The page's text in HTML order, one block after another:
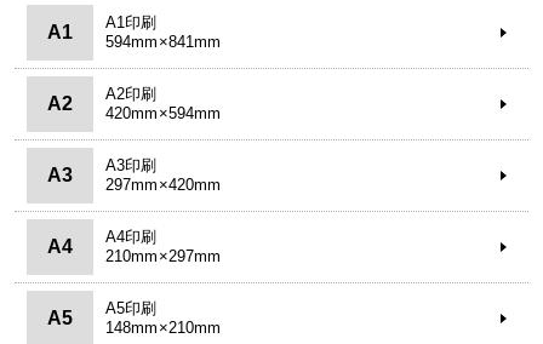
A1
A1印刷
594mm×841mm
A2
A2印刷
420mm×594mm
A3
A3印刷
297mm×420mm
A4
A4印刷
210mm×297mm
A5
A5印刷
148mm×210mm